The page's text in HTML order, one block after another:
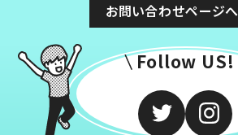
お問い合わせページへ
Follow US!